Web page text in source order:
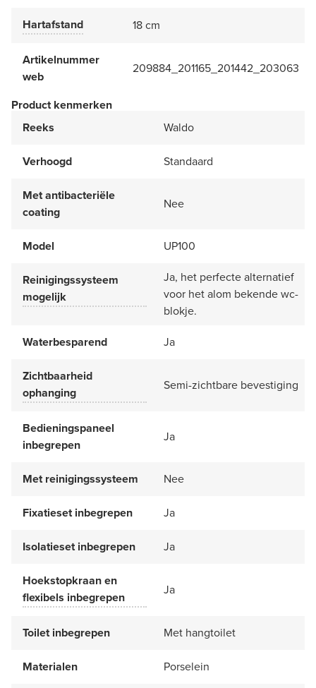
Hartafstand 18 cm
Artikelnummer
web
209884_201165_201442_203063
Product kenmerken
Reeks
Waldo
Verhoogd Standaard
Met antibacteriële
coating
Nee
Model UP100
Reinigingssysteem
mogelijk
Ja, het perfecte alternatief
voor het alom bekende wc-
blokje.
Waterbesparend
Ja
Zichtbaarheid
ophanging
Semi-zichtbare bevestiging
Bedieningspaneel
inbegrepen
Ja
Met reinigingssysteem Nee
Fixatieset inbegrepen Ja
Isolatieset inbegrepen Ja
Hoekstopkraan en
flexibels inbegrepen
Ja
Toilet inbegrepen Met hangtoilet
Materialen Porselein